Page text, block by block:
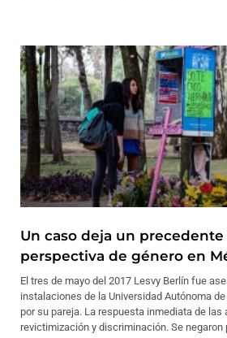
Un caso deja un
perspectiva de género en
El tres de mayo del 2017 Lesvy Berlín fue
instalaciones de la Universidad Autónoma
por su pareja. La respuesta inmediata de las
revictimización y discriminación. Se negaron